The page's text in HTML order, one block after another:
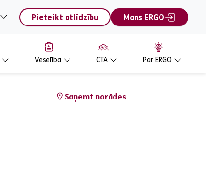
Pieteikt atlīdzību Mans ERGO
Veselība CTA Par ERGO
Saņemt norādes